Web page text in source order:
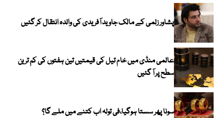
پشاور زلمی کے مالک جاوید آفریدی کی والدہ انتقال کر گئیں
عالمی منڈی میں خام تیل کی قیمتیں تین ہفتوں کی کم ترین
سطح پر آ گئیں
سونا پھر سستا ہوگیا،فی تولہ اب کتنے میں ملے گا؟